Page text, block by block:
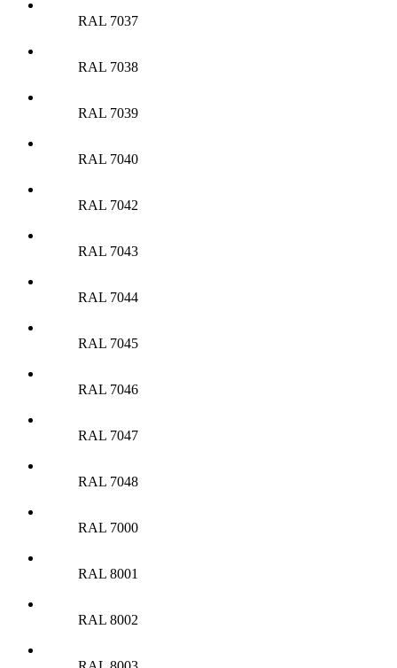
RAL 7037
RAL 7038
RAL 7039
RAL 7040
RAL 7042
RAL 7043
RAL 7044
RAL 7045
RAL 7046
RAL 7047
RAL 7048
RAL 7000
RAL 8001
RAL 8002